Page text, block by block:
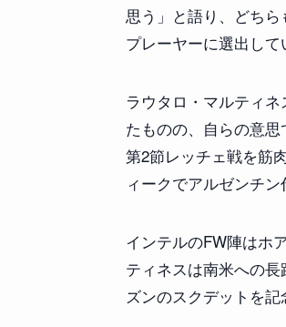
思う」と語り、どち
プレーヤーに選出して
ラウタロ・マルティ
たものの、自らの意思
第2節レッチェ戦を筋
ィークでアルゼンチン
インテルのFW陣はホ
ティネスは南米への
ズンのスクデットを記